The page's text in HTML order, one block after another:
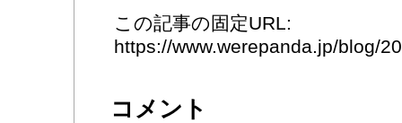
この記事の固定URL:
https://www.werepanda.jp/blog/
コメント